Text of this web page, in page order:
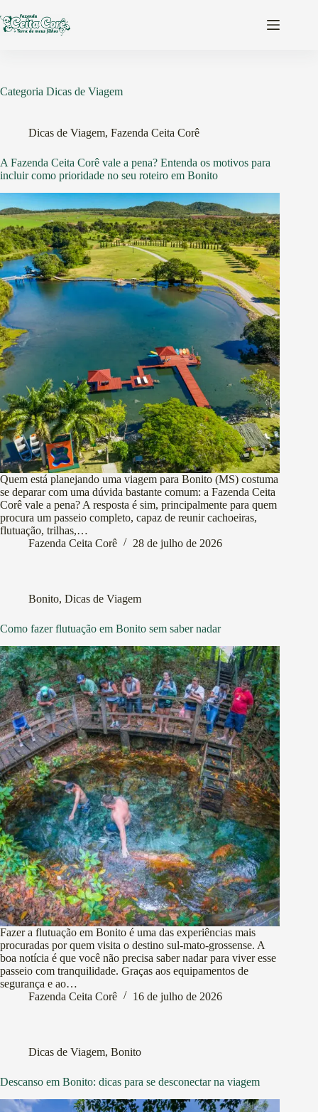
para
o
Categoria Dicas de Viagem
Dicas de Viagem, Fazenda Ceita Corê
A Fazenda Ceita Corê vale a pena? Entenda os motivos para
incluir como prioridade no seu roteiro em Bonito
Quem está planejando uma viagem para Bonito (MS) costuma
se deparar com uma dúvida bastante comum: a Fazenda Ceita
Corê vale a pena? A resposta é sim, principalmente para quem
procura um passeio completo, capaz de reunir cachoeiras,
flutuação, trilhas,…
Fazenda Ceita Corê
28 de julho de 2026
Bonito, Dicas de Viagem
Como fazer flutuação em Bonito sem saber nadar
Fazer a flutuação em Bonito é uma das experiências mais
procuradas por quem visita o destino sul-mato-grossense. A
boa notícia é que você não precisa saber nadar para viver esse
passeio com tranquilidade. Graças aos equipamentos de
segurança e ao…
Fazenda Ceita Corê
16 de julho de 2026
Dicas de Viagem, Bonito
Descanso em Bonito: dicas para se desconectar na viagem